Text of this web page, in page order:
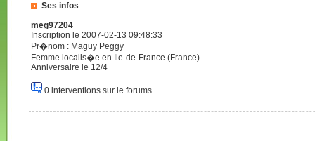
Ses infos
meg97204
Inscription le 2007-02-13 09:48:33
Pr�nom : Maguy Peggy
Femme localis�e en Ile-de-France (France)
Anniversaire le 12/4
0 interventions sur le forums